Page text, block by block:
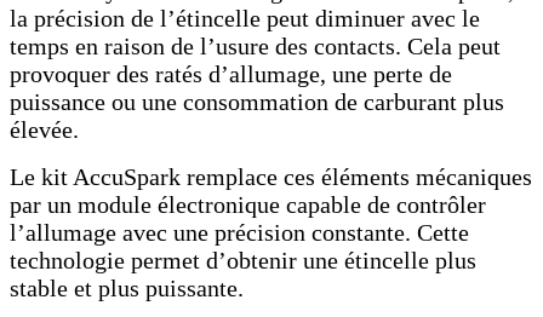
la précision de l’étincelle peut diminuer avec le
temps en raison de l’usure des contacts. Cela peut
provoquer des ratés d’allumage, une perte de
puissance ou une consommation de carburant plus
élevée.
Le kit AccuSpark remplace ces éléments mécaniques
par un module électronique capable de contrôler
l’allumage avec une précision constante. Cette
technologie permet d’obtenir une étincelle plus
stable et plus puissante.